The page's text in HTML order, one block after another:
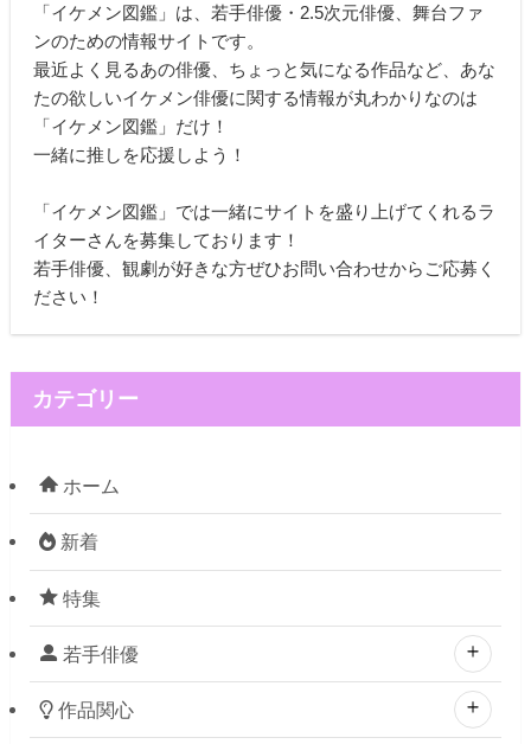
「イケメン図鑑」は、若手俳優・2.5次元俳優、舞台ファ
ンのための情報サイトです。
最近よく見るあの俳優、ちょっと気になる作品など、あな
たの欲しいイケメン俳優に関する情報が丸わかりなのは
「イケメン図鑑」だけ！
一緒に推しを応援しよう！
「イケメン図鑑」では一緒にサイトを盛り上げてくれるラ
イターさんを募集しております！
若手俳優、観劇が好きな方ぜひお問い合わせからご応募く
ださい！
カテゴリー
ホーム
新着
特集
若手俳優
作品関心